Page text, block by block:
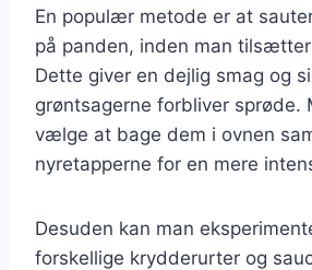
En populær metode er at
på panden, inden man
Dette giver en dejlig smag og
grøntsagerne forbliver sprøde.
vælge at bage dem i ovnen
nyretapperne for en mere
Desuden kan man
forskellige krydderurter og